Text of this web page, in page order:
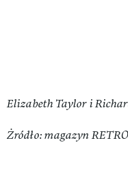
Elizabeth Taylor i
Żródło: magazyn RETRO